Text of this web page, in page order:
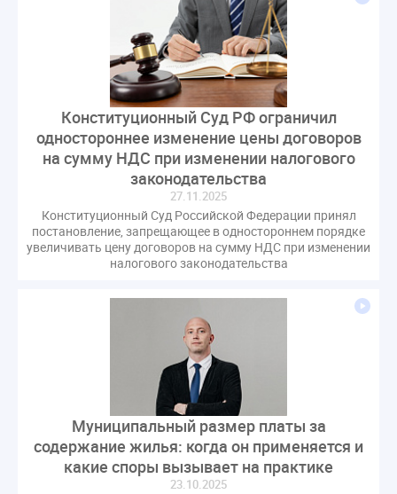
МКД
капремонт Вебинар
Комитет по строительству и ЖКХ
Малахов Конференция
Обсуждение
Пени за ЖКУ
Постановление Правительства РФ
ЖКУ
Новое качество
ОСС
Правила
задолженность граждан
ГОСТ
Мероприятия
Правительство РФ
исполнительная надпись
ВДГО
ВКГО
Персональные данные
Приказ
Сергей Пахомов
ЭкспертЖКХ
договор управления МКД
операторы связи
проверки
Интервью
государственная дума
общее имущество
проверки ЖКХ
саморегулирование
управляющие организации
Альберт Короленко
Госуслуги
ЖК РФ КоАП РФ
Почта России
Стандарты и качество
встреча
Конституционный Суд РФ ограничил
одностороннее изменение цены договоров
на сумму НДС при изменении налогового
законодательства
27.11.2025
Конституционный Суд Российской Федерации принял
постановление, запрещающее в одностороннем порядке
увеличивать цену договоров на сумму НДС при изменении
налогового законодательства
Муниципальный размер платы за
содержание жилья: когда он применяется и
какие споры вызывает на практике
23.10.2025